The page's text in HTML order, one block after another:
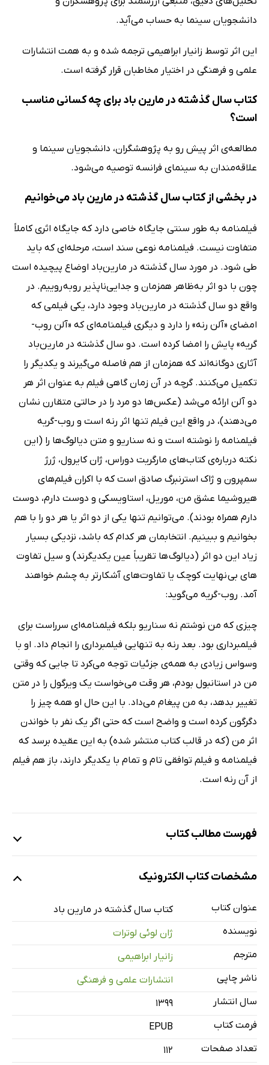
دانشجویان سینما به حساب می‌آید.
این اثر توسط زانیار ابراهیمی ترجمه شده و به همت انتشارات
علمی و فرهنگی در اختیار مخاطبان قرار گرفته است.
کتاب سال گذشته در مارین باد برای چه کسانی مناسب
است؟
مطالعه‌ی اثر پیش رو به پژوهشگران، دانشجویان سینما و
علاقه‌مندان به سینمای فرانسه توصیه می‌شود.
در بخشی از کتاب سال گذشته در مارین باد می‌خوانیم
فیلمنامه به طور سنتی جایگاه خاصی دارد که جایگاه اثری کاملاً
متفاوت نیست. فیلمنامه نوعی سند است، مرحله‌ای که باید
طی شود. در مورد سال گذشته در مارین‌باد اوضاع پیچیده است
چون با دو اثر به‌ظاهر همزمان و جدایی‌ناپذیر روبه روییم. در
واقع دو سال گذشته در مارین‌باد وجود دارد، یکی فیلمی که
امضای «آلن رنه» را دارد و دیگری فیلمنامه‌ای که «آلن روب-
گریه» پایش را امضا کرده است. دو سال گذشته در مارین‌باد
آثاری دوگانه‌اند که همزمان از هم فاصله می‌گیرند و یکدیگر را
تکمیل می‌کنند. گرچه در آن زمان گاهی فیلم به عنوان اثر هر
دو آلن ارائه می‌شد (عکس‌ها دو مرد را در حالتی متقارن نشان
می‌دهند)، در واقع این فیلم تنها اثر رنه است و روب-گریه
فیلمنامه را نوشته است و نه سناریو و متن دیالوگ‌ها را (این
نکته درباره‌ی کتاب‌های مارگریت دوراس، ژان کایرول، ژرژ
سمپرون و ژاک استرنبرگ صادق است که با اکران فیلم‌های
هیروشیما عشق من، موریل، استاویسکی و دوست دارم، دوست
دارم همراه بودند). می‌توانیم تنها یکی از دو اثر یا هر دو را با هم
بخوانیم و ببینیم. انتخابمان هر کدام که باشد، نزدیکی بسیار
زیاد این دو اثر (دیالوگ ها تقریباً عین یکدیگرند) و سیل تفاوت
های بی نهایت کوچک یا تفاوت‌های آشکارتر به چشم خواهند
آمد. روب-گریه می‌گوید:
چیزی که من نوشتم نه سناریو بلکه فیلمنامه‌ای سرراست برای
فیلمبرداری بود. بعد رنه به تنهایی فیلمبرداری را انجام داد. او با
وسواس زیادی به همه‌ی جزئیات توجه می‌کرد تا جایی که وقتی
من در استانبول بودم، هر وقت می‌خواست یک ویرگول را در متن
تغییر بدهد، به من پیغام می‌داد. با این حال او همه چیز را
دگرگون کرده است و واضح است که حتی اگر یک نفر با خواندن
اثر من (که در قالب کتاب منتشر شده) به این عقیده برسد که
فیلمنامه و فیلم توافقی تام و تمام با یکدیگر دارند، باز هم فیلم
از آن رنه است.
فهرست مطالب کتاب
فصل دوم: پس‌زمینه‌ی فیلم
آلن رنه
ساختارگرایی و «رمان نو»
احیای سینما
فصل سوم: پیدایی فیلم
همکاری رنه و روب-گریه
همگرایی‌ها، واگرایی‌ها
مشخصات کتاب الکترونیک
عنوان کتاب
کتاب سال گذشته در مارین باد
نویسنده
ژان لوئی لوترات
مترجم
زانیار ابراهیمی
ناشر چاپی
انتشارات علمی و فرهنگی
سال انتشار
۱۳۹۹
فرمت کتاب
EPUB
تعداد صفحات
112